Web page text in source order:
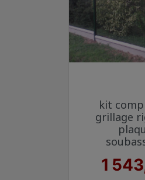
kit
grillage
Prix
1